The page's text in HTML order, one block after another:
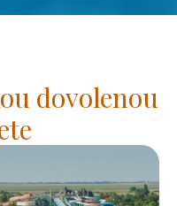
dovolenou